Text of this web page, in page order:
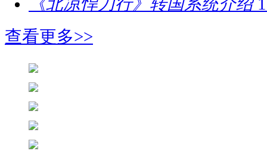
《北凉悍刀行》转国系统介绍
查看更多>>